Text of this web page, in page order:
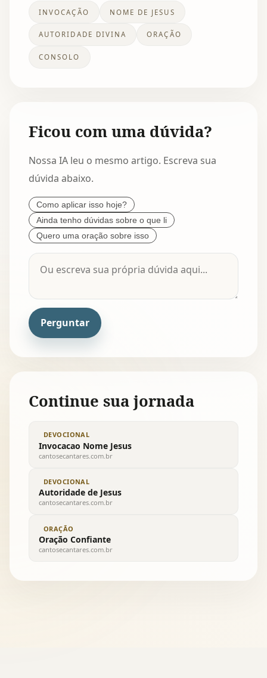
INVOCAÇÃO NOME DE JESUS
AUTORIDADE DIVINA ORAÇÃO
CONSOLO
Ficou com uma dúvida?
Nossa IA leu o mesmo artigo. Escreva sua
dúvida abaixo.
Como aplicar isso hoje?
Ainda tenho dúvidas sobre o que li
Quero uma oração sobre isso
Perguntar
Continue sua jornada
DEVOCIONAL
Invocacao Nome Jesus
cantosecantares.com.br
DEVOCIONAL
Autoridade de Jesus
cantosecantares.com.br
ORAÇÃO
Oração Confiante
cantosecantares.com.br